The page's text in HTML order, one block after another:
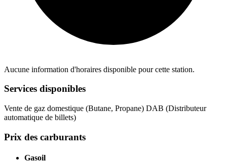
Aucune information d'horaires disponible pour cette station.
Services disponibles
Vente de gaz domestique (Butane, Propane) DAB (Distributeur
automatique de billets)
Prix des carburants
Gasoil